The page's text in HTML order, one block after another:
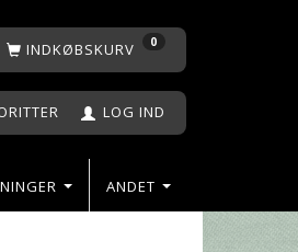
INDKØBSKURV 0
LOG IND
ANDET